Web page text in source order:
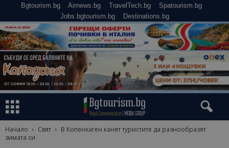
Bgtourism.bg Airnews.bg TravelTech.bg
Spatourism.bg
Jobs.bgtourism.bg
Destinations.bg
Начало Свят
В Копенхаген канят туристите да разнообразят
зимата си